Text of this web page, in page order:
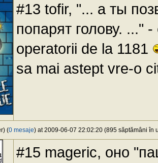
#13 tofir, "... а ты
попарят голову. ..."
operatorii de la 1181
sa mai astept vre-o
(0 mesaje) at 2009-06-07 22:02:20 (895 săptămâni în
#15 mageric, оно